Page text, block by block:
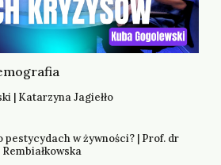
| Katarzyna Jagiełło
pestycydach w żywności? | Prof. dr